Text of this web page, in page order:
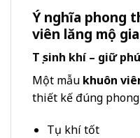
Ý nghĩa phong
viên lăng mộ
Tụ sinh khí – giữ
Một mẫu khuôn
thiết kế đúng
Tụ khí tốt